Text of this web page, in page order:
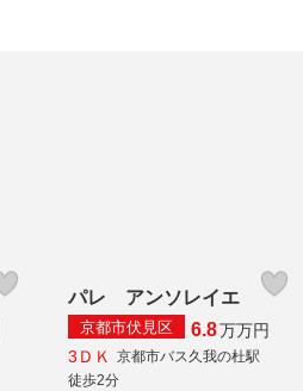
パレ アンソレイエ
京都市伏見区 6.8万万円
3ＤＫ
京都市バス久我の杜駅
徒歩2分